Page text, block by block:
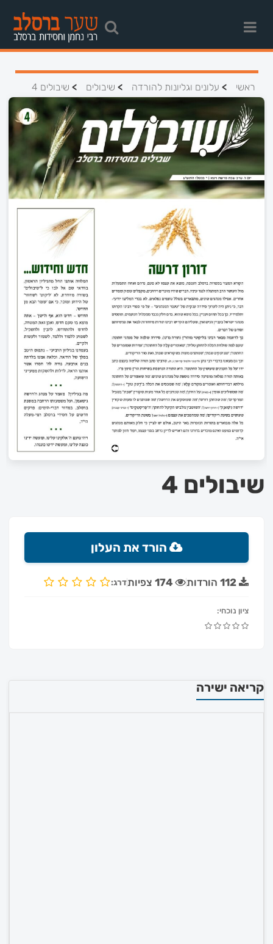
ראשי > עלונים וגליונות להורדה > שיבולים > שיבולים 4
שיבולים 4
הורד את העלון
112 הורדות 174 צפיותדרג:
ציון נוכחי:
קריאה ישירה